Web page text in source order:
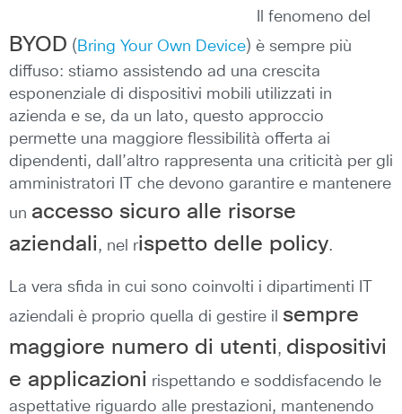
Il fenomeno del
BYOD ( Bring Your Own Device) è sempre più
diffuso: stiamo assistendo ad una crescita
esponenziale di dispositivi mobili utilizzati in
azienda e se, da un lato, questo approccio
permette una maggiore flessibilità offerta ai
dipendenti, dall’altro rappresenta una criticità per gli
amministratori IT che devono garantire e mantenere
un accesso sicuro alle risorse
aziendali, nel rispetto delle policy.
La vera sfida in cui sono coinvolti i dipartimenti IT
aziendali è proprio quella di gestire il sempre
maggiore numero di utenti, dispositivi
e applicazioni rispettando e soddisfacendo le
aspettative riguardo alle prestazioni, mantenendo